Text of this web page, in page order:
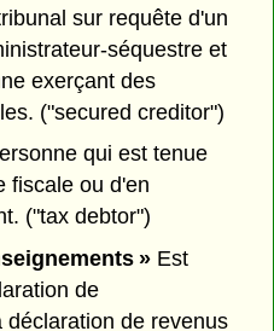
sur requête d'un
séquestre et
exerçant des
("secured creditor")
qui est tenue
fiscale ou d'en
("tax debtor")
»Est
de
déclaration de revenus